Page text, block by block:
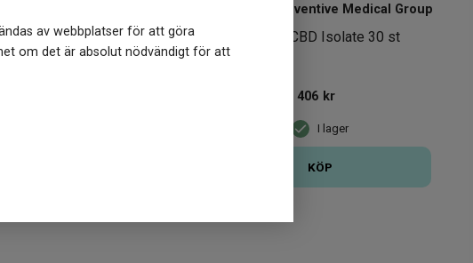
av webbplatser för att göra
om det är absolut nödvändigt för att
Isolate 10 st Plåster CBD Isolate 30 st
Ericssons Preventive Medical Group
I lager
406 kr
KÖP